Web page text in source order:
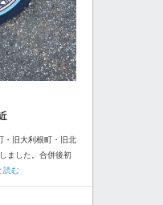
・旧大利根町・旧北
ました。合併後初
読む